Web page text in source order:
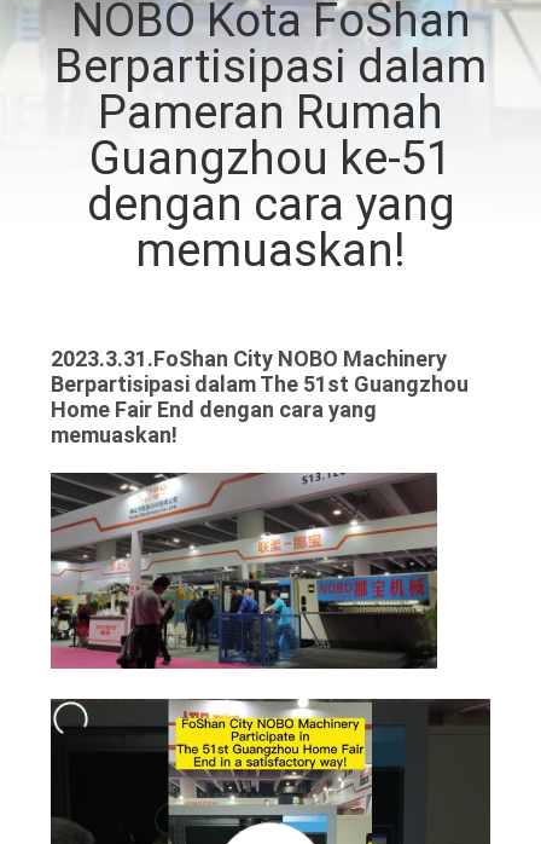
KUALITAS
HUBUNGI
BERITA
SITEMAP
KEBIJAKAN
PRIBADI
NOBO Kota FoShan
Berpartisipasi dalam
Pameran Rumah
Guangzhou ke-51
dengan cara yang
memuaskan!
2023.3.31.FoShan City NOBO Machinery
Berpartisipasi dalam The 51st Guangzhou
Home Fair End dengan cara yang
memuaskan!